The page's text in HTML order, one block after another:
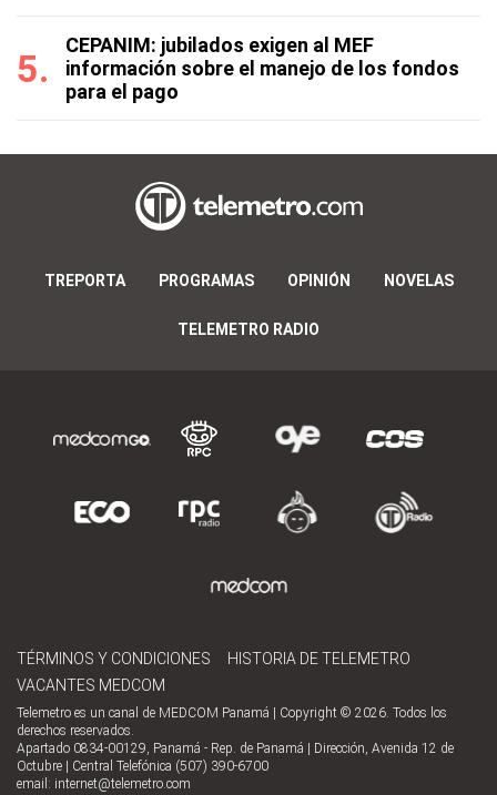
CEPANIM: jubilados exigen al MEF
información sobre el manejo de los fondos
para el pago
TREPORTA PROGRAMAS OPINIÓN NOVELAS
TELEMETRO RADIO
TÉRMINOS Y CONDICIONES
HISTORIA DE TELEMETRO
VACANTES MEDCOM
Telemetro es un canal de MEDCOM Panamá | Copyright © 2026. Todos los
derechos reservados.
Apartado 0834-00129, Panamá - Rep. de Panamá | Dirección, Avenida 12 de
Octubre | Central Telefónica (507) 390-6700
email: internet@telemetro.com